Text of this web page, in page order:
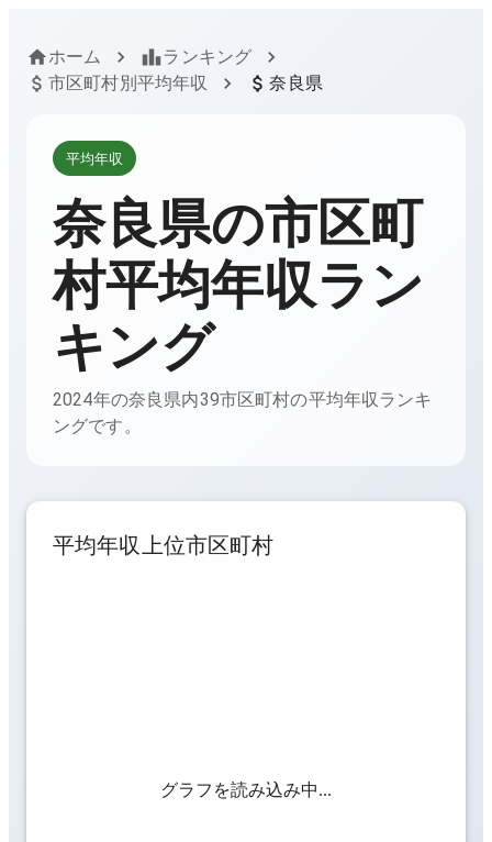
ホーム
ランキング
市区町村別平均年収
奈良県
平均年収
奈良県の市区町
村平均年収ラン
キング
2024年の奈良県内39市区町村の平均年収ランキ
ングです。
平均年収上位市区町村
グラフを読み込み中...